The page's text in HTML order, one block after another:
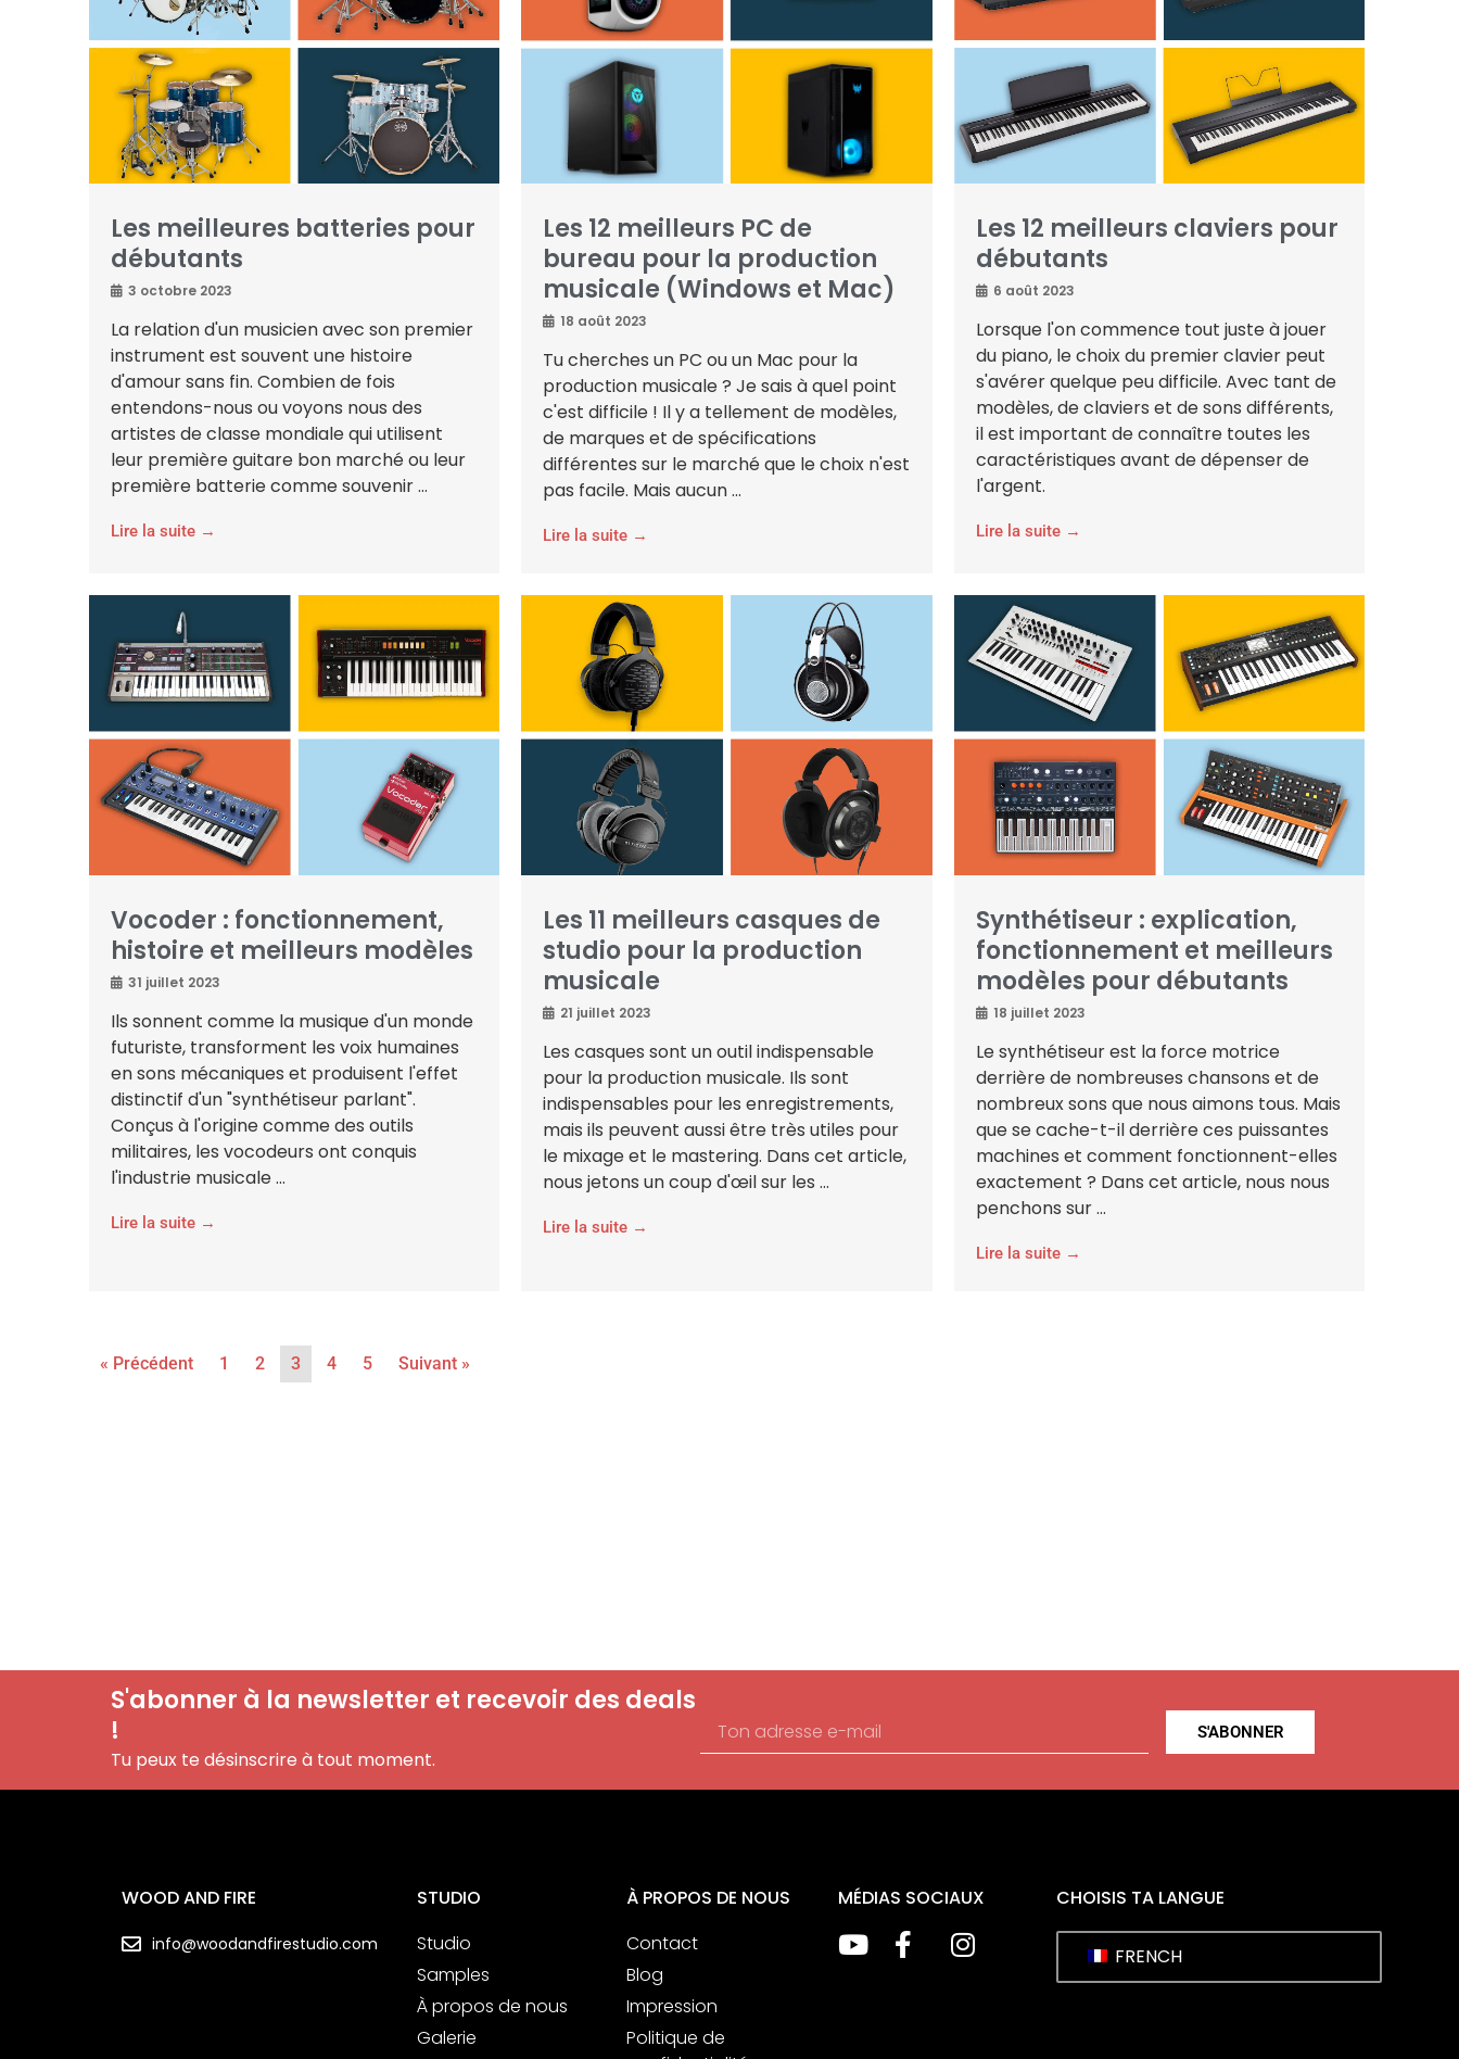
Les meilleures batteries pour
débutants
3 octobre 2023
La relation d'un musicien avec son premier
instrument est souvent une histoire
d'amour sans fin. Combien de fois
entendons-nous ou voyons nous des
artistes de classe mondiale qui utilisent
leur première guitare bon marché ou leur
première batterie comme souvenir ...
Lire la suite →
Les 12 meilleurs PC de
bureau pour la production
musicale (Windows et Mac)
18 août 2023
Tu cherches un PC ou un Mac pour la
production musicale ? Je sais à quel point
c'est difficile ! Il y a tellement de modèles,
de marques et de spécifications
différentes sur le marché que le choix n'est
pas facile. Mais aucun ...
Lire la suite →
Les 12 meilleurs claviers pour
débutants
6 août 2023
Lorsque l'on commence tout juste à jouer
du piano, le choix du premier clavier peut
s'avérer quelque peu difficile. Avec tant de
modèles, de claviers et de sons différents,
il est important de connaître toutes les
caractéristiques avant de dépenser de
l'argent.
Lire la suite →
Vocoder : fonctionnement,
histoire et meilleurs modèles
31 juillet 2023
Ils sonnent comme la musique d'un monde
futuriste, transforment les voix humaines
en sons mécaniques et produisent l'effet
distinctif d'un "synthétiseur parlant".
Conçus à l'origine comme des outils
militaires, les vocodeurs ont conquis
l'industrie musicale ...
Lire la suite →
Les 11 meilleurs casques de
studio pour la production
musicale
21 juillet 2023
Les casques sont un outil indispensable
pour la production musicale. Ils sont
indispensables pour les enregistrements,
mais ils peuvent aussi être très utiles pour
le mixage et le mastering. Dans cet article,
nous jetons un coup d'œil sur les ...
Lire la suite →
Synthétiseur : explication,
fonctionnement et meilleurs
modèles pour débutants
18 juillet 2023
Le synthétiseur est la force motrice
derrière de nombreuses chansons et de
nombreux sons que nous aimons tous. Mais
que se cache-t-il derrière ces puissantes
machines et comment fonctionnent-elles
exactement ? Dans cet article, nous nous
penchons sur ...
Lire la suite →
« Précédent 1 2 3 4 5 Suivant »
S'abonner à la newsletter et recevoir des deals
!
Tu peux te désinscrire à tout moment.
S'ABONNER
WOOD AND FIRE
info@woodandfirestudio.com
STUDIO
Studio
Samples
À propos de nous
Galerie
À PROPOS DE NOUS
Contact
Blog
Impression
Politique de
MÉDIAS SOCIAUX CHOISIS TA LANGUE
FRENCH